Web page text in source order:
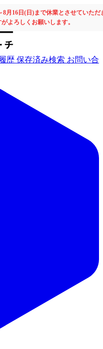
月16日(日)まで休業とさせていただ
よろしくお願いします。
歴 保存済み検索 お問い合